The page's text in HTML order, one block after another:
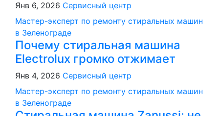
Янв 6, 2026 Сервисный центр
Мастер-эксперт по ремонту стиральных машин
в Зеленограде
Почему стиральная машина
Electrolux громко отжимает
Янв 4, 2026 Сервисный центр
Мастер-эксперт по ремонту стиральных машин
в Зеленограде